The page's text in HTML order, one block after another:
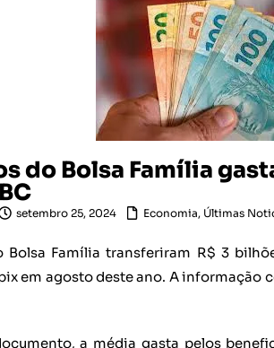
do Bolsa Família
setembro 25, 2024 Economia, Últimas
Bolsa Família transferiram R$ 3
em agosto deste ano. A informação
a média gasta pelos